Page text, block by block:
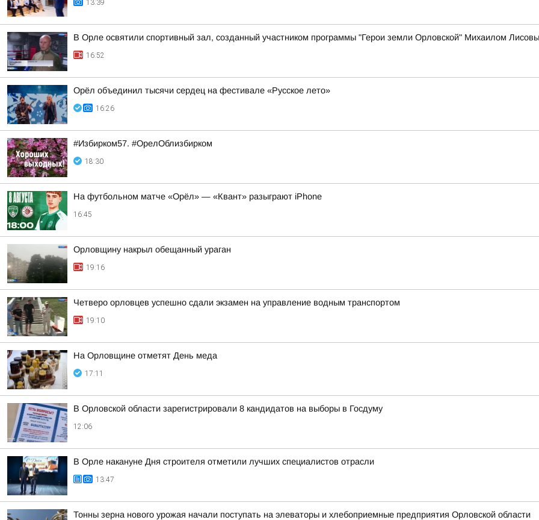
13:39
В Орле освятили спортивный зал, созданный участником программы "Герои земли Орловской" Михаилом
16:52
Орёл объединил тысячи сердец на фестивале «Русское лето»
16:26
#Избирком57. #ОрелОблизбирком
18:30
На футбольном матче «Орёл» — «Квант» разыграют iPhone
16:45
Орловщину накрыл обещанный ураган
19:16
Четверо орловцев успешно сдали экзамен на управление водным транспортом
19:10
На Орловщине отметят День меда
17:11
В Орловской области зарегистрировали 8 кандидатов на выборы в Госдуму
12:06
В Орле накануне Дня строителя отметили лучших специалистов отрасли
13:47
Тонны зерна нового урожая начали поступать на элеваторы и хлебоприемные предприятия Орловской области